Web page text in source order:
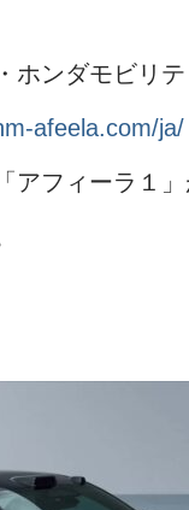
ホンダモビリ
afeela.com/ja/
アフィーラ１